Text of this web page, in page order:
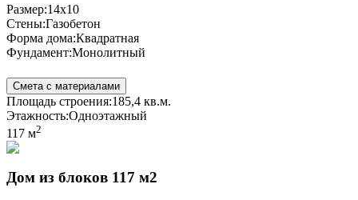
Размер:14x10
Стены:Газобетон
Форма дома:Квадратная
Фундамент:Монолитный
Смета с материалами
Площадь строения:185,4 кв.м.
Этажность:Одноэтажный
117 м2
Дом из блоков 117 м2